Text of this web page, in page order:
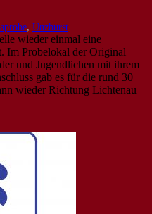
, Unzhurst
wieder einmal eine
Im Probelokal der Original
und Jugendlichen mit ihrem
gab es für die rund 30
wieder Richtung Lichtenau